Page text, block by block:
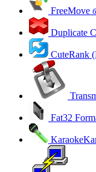
FreeMove
Duplicate
CuteRank
Fat32